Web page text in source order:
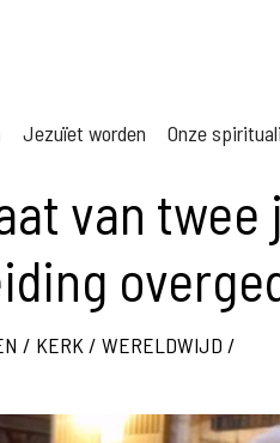
Jezuïet worden Onze
van twee
/ KERK / WERELDWIJD /